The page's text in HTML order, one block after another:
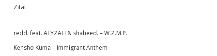
Zitat
redd. feat. ALYZAH & shaheed. – W.Z.M.P.
Kensho Kuma – Immigrant Anthem